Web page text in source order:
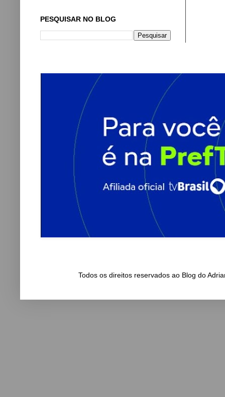
PESQUISAR NO BLOG
Todos os direitos reservados ao Blog do